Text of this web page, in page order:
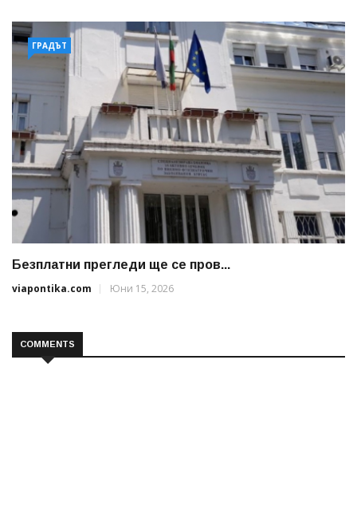
ГРАДЪТ
Безплатни прегледи ще се пров...
viapontika.com
Юни 15, 2026
COMMENTS